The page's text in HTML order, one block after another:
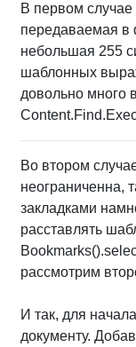
В первом случае
передаваемая в
небольшая 255
шаблонных
довольно много
Во втором
неограниченна,
закладками
расставлять
рассмотрим
И так, для
документу.